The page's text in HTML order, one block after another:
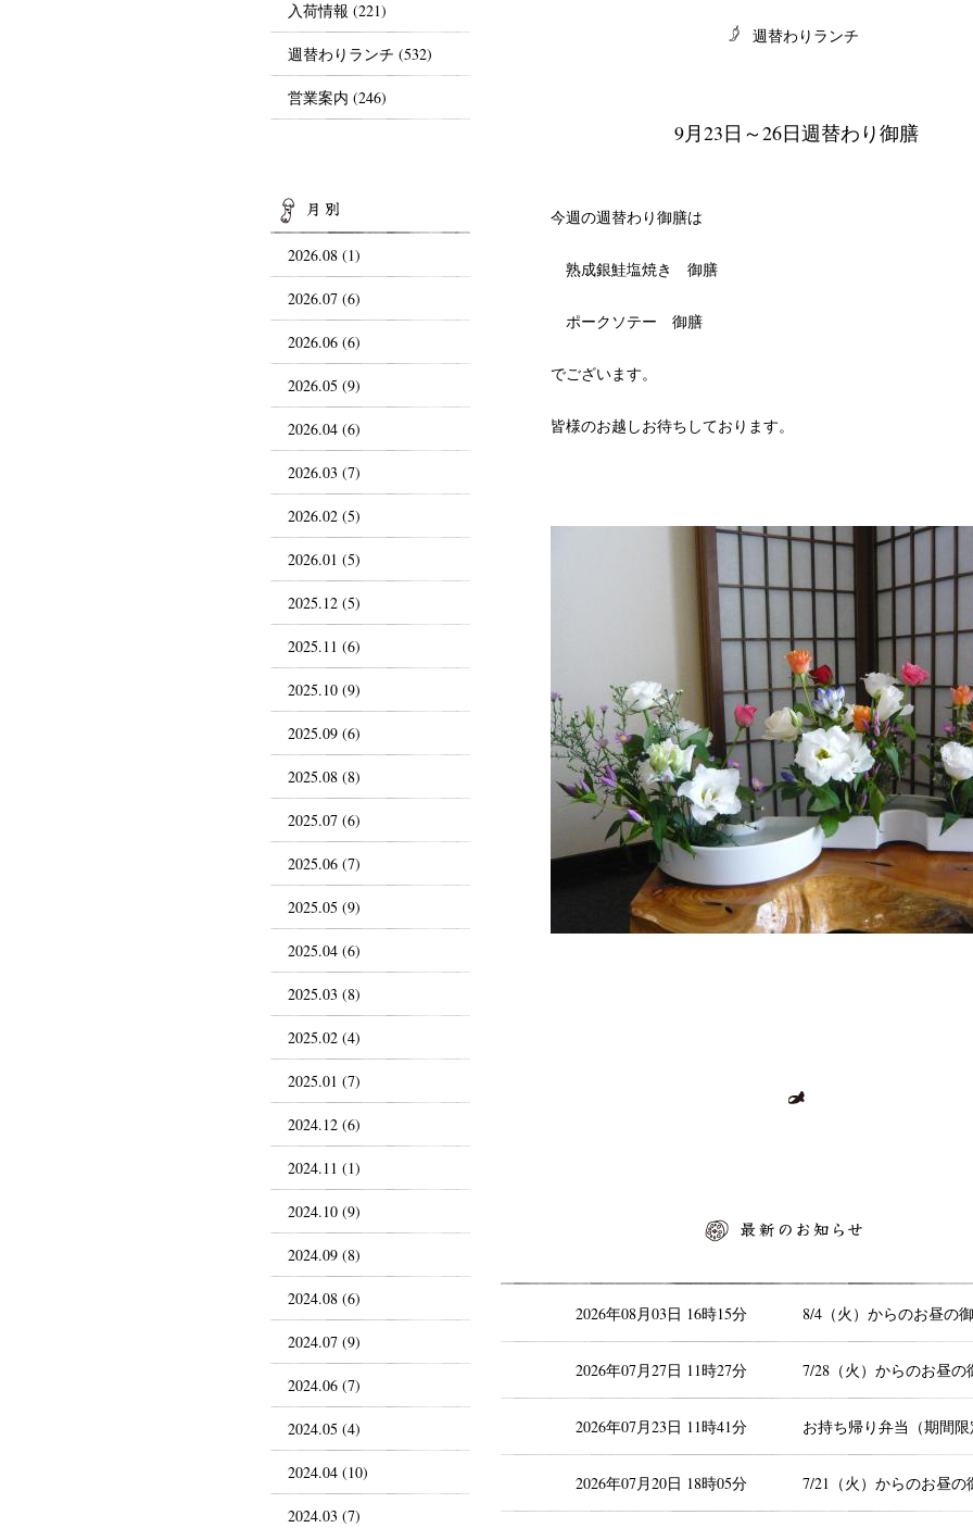
9月23日～26日週替わり御膳
今週の週替わり御膳は
熟成銀鮭塩焼き 御膳
ポークソテー 御膳
でございます。
皆様のお越しお待ちしております。
週替わりランチ
8/4（火）からのお昼の
2026年08月03日 16時15分
7/28（火）からのお昼の
2026年07月27日 11時27分
お持ち帰り弁当（期間限
2026年07月23日 11時41分
7/21（火）からのお昼の
2026年07月20日 18時05分
入荷情報 (221)
週替わりランチ (532)
営業案内 (246)
2026.08 (1)
2026.07 (6)
2026.06 (6)
2026.05 (9)
2026.04 (6)
2026.03 (7)
2026.02 (5)
2026.01 (5)
2025.12 (5)
2025.11 (6)
2025.10 (9)
2025.09 (6)
2025.08 (8)
2025.07 (6)
2025.06 (7)
2025.05 (9)
2025.04 (6)
2025.03 (8)
2025.02 (4)
2025.01 (7)
2024.12 (6)
2024.11 (1)
2024.10 (9)
2024.09 (8)
2024.08 (6)
2024.07 (9)
2024.06 (7)
2024.05 (4)
2024.04 (10)
2024.03 (7)